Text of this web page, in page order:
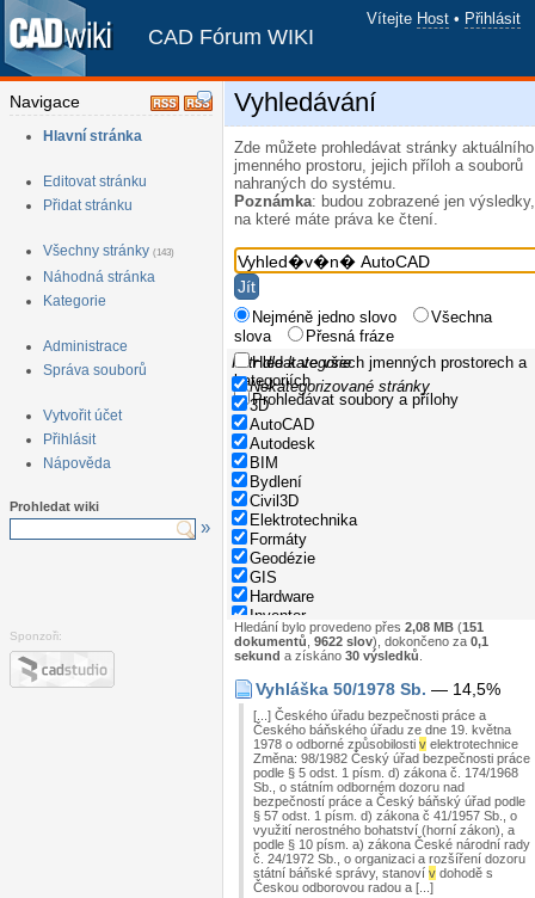
Vítejte Host • Přihlásit
CAD Fórum WIKI
Navigace
Hlavní stránka
Editovat stránku
Přidat stránku
Všechny stránky (143)
Náhodná stránka
Kategorie
Administrace
Správa souborů
Vytvořit účet
Přihlásit
Nápověda
Prohledat wiki
»
Sponzoři:
Vyhledávání
Zde můžete prohledávat stránky aktuálního
jmenného prostoru, jejich příloh a souborů
nahraných do systému.
Poznámka: budou zobrazené jen výsledky,
na které máte práva ke čtení.
Nejméně jedno slovo
Všechna
slova
Přesná fráze
Hledat ve všech jmenných prostorech a
kategoriích
Prohledávat soubory a přílohy
Filtr dle kategorie
Nekategorizované stránky
3D
AutoCAD
Autodesk
BIM
Bydlení
Civil3D
Elektrotechnika
Formáty
Geodézie
GIS
Hardware
Inventor
Nápověda
Normy
Programování
Revit
Správa dat
Stavebnictví
Strojírenství
System
Tipy
Windows
Zkratky
Hledání bylo provedeno přes 2,08 MB (151
dokumentů 9622 slov), dokončeno za 0,1
sekund a získáno 30 výsledků
Vyhláška 50/1978 Sb. — 14,5%
[...] Českého úřadu bezpečnosti práce a
Českého báňského úřadu ze dne 19. května
1978 o odborné způsobilosti v elektrotechnice
Změna: 98/1982 Český úřad bezpečnosti práce
podle § 5 odst. 1 písm. d) zákona č. 174/1968
Sb., o státním odborném dozoru nad
bezpečností práce a Český báňský úřad podle
§ 57 odst. 1 písm. d) zákona č 41/1957 Sb., o
využití nerostného bohatství (horní zákon), a
podle § 10 písm. a) zákona České národní rady
č. 24/1972 Sb., o organizaci a rozšíření dozoru
státní báňské správy, stanoví v dohodě s
Českou odborovou radou a [...]